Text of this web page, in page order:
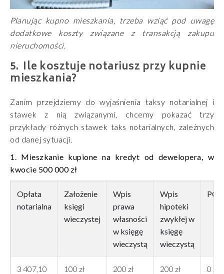
Planując kupno mieszkania, trzeba wziąć pod uwagę
dodatkowe koszty związane z transakcją zakupu
nieruchomości.
Ile kosztuje notariusz przy kupnie
mieszkania?
Zanim przejdziemy do wyjaśnienia taksy notarialnej i
stawek z nią związanymi, chcemy pokazać trzy
przykłady różnych stawek taks notarialnych, zależnych
od danej sytuacji.
1. Mieszkanie kupione na kredyt od dewelopera, w
kwocie 500 000 zł
Opłata
notarialna
Założenie
księgi
wieczystej
Wpis
prawa
własności
w księgę
wieczystą
Wpis
hipoteki
zwykłej w
księgę
wieczystą
PCC
3 407,10
100 zł 200 zł 200 zł 0 zł